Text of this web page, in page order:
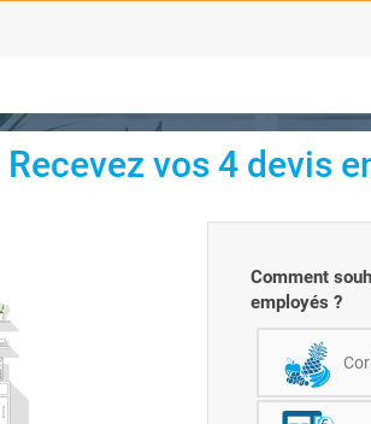
Recevez vos 4 devis
Comment
employés ?